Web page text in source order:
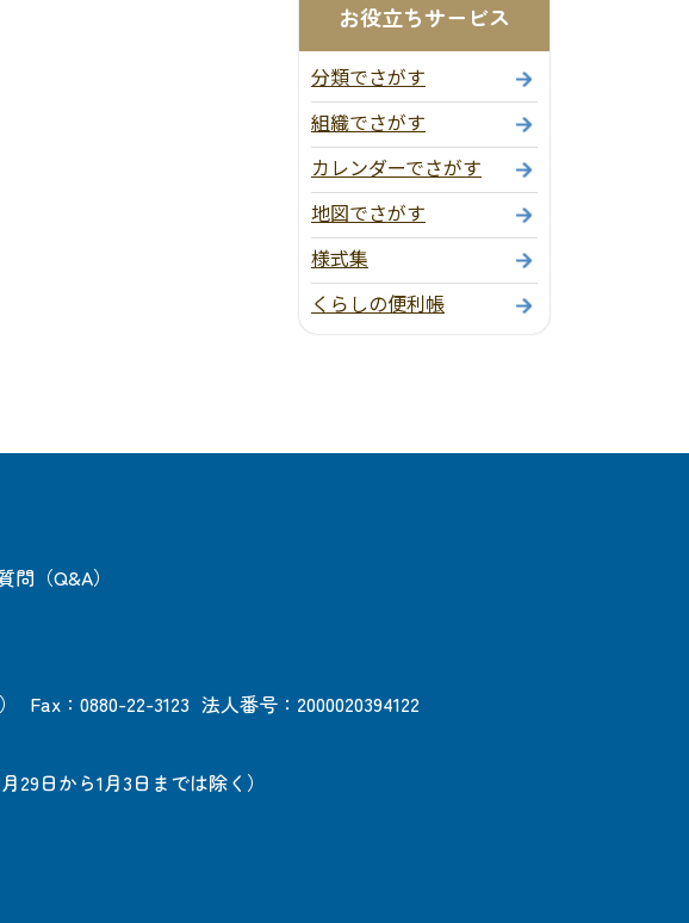
お役立ちサービス
分類でさがす
組織でさがす
カレンダーでさがす
地図でさがす
様式集
くらしの便利帳
問（Q&A）
Fax：0880-22-3123 法人番号：2000020394122
29日から1月3日までは除く）